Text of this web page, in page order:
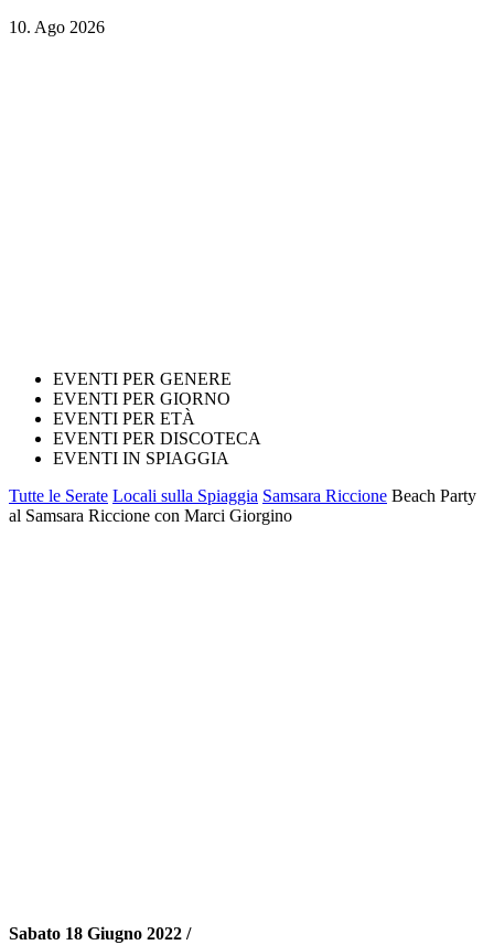
10. Ago 2026
EVENTI PER GENERE
EVENTI PER GIORNO
EVENTI PER ETÀ
EVENTI PER DISCOTECA
EVENTI IN SPIAGGIA
Tutte le Serate Locali sulla Spiaggia Samsara Riccione Beach Party
al Samsara Riccione con Marci Giorgino
Sabato 18 Giugno 2022 /